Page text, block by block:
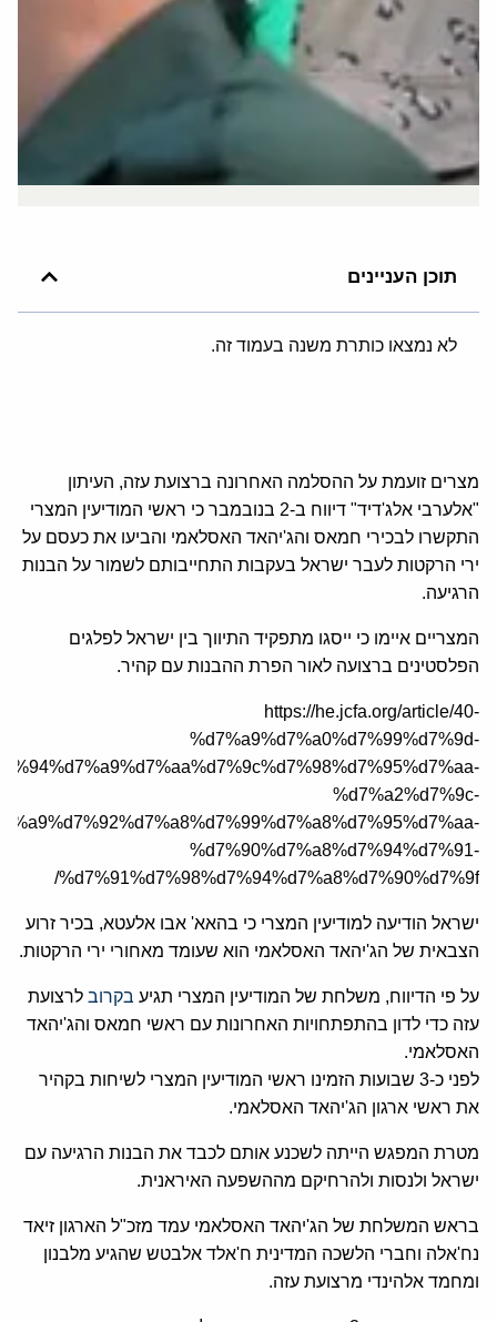
תוכן העניינים
לא נמצאו כותרת משנה בעמוד זה.
מצרים זועמת על ההסלמה האחרונה ברצועת עזה, העיתון
"אלערבי אלג'דיד" דיווח ב-2 בנובמבר כי ראשי המודיעין המצרי
התקשרו לבכירי חמאס והג'יהאד האסלאמי והביעו את כעסם על
ירי הרקטות לעבר ישראל בעקבות התחייבותם לשמור על הבנות
הרגיעה.
המצריים איימו כי ייסגו מתפקיד התיווך בין ישראל לפלגים
הפלסטינים ברצועה לאור הפרת ההבנות עם קהיר.
https://he.jcfa.org/article/40-
%d7%a9%d7%a0%d7%99%d7%9d-
%d7%a2%d7%9c-
%d7%90%d7%a8%d7%94%d7%91-
%d7%91%d7%98%d7%94%d7%a8%d7%90%d7%9f/
ישראל הודיעה למודיעין המצרי כי בהאא' אבו אלעטא, בכיר זרוע
הצבאית של הג'יהאד האסלאמי הוא שעומד מאחורי ירי הרקטות.
על פי הדיווח, משלחת של המודיעין המצרי תגיע בקרוב לרצועת
עזה כדי לדון בהתפתחויות האחרונות עם ראשי חמאס והג'יהאד
האסלאמי.
לפני כ-3 שבועות הזמינו ראשי המודיעין המצרי לשיחות בקהיר
את ראשי ארגון הג'יהאד האסלאמי.
מטרת המפגש הייתה לשכנע אותם לכבד את הבנות הרגיעה עם
ישראל ולנסות ולהרחיקם מההשפעה האיראנית.
בראש המשלחת של הג'יהאד האסלאמי עמד מזכ"ל הארגון זיאד
נח'אלה וחברי הלשכה המדינית ח'אלד אלבטש שהגיע מלבנון
ומחמד אלהינדי מרצועת עזה.